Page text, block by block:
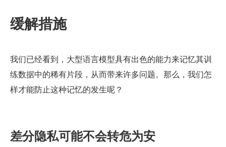
缓解措施
我们已经看到，大型语言模型具有出色的能力来记忆其训
练数据中的稀有片段，从而带来许多问题。那么，我们怎
样才能防止这种记忆的发生呢？
差分隐私可能不会转危为安